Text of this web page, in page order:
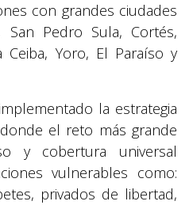
con grandes ciudades
San Pedro Sula, Cortés,
Ceiba, Yoro, El Paraíso y
la estrategia
el reto más grande
y cobertura universal
vulnerables como:
privados de libertad,